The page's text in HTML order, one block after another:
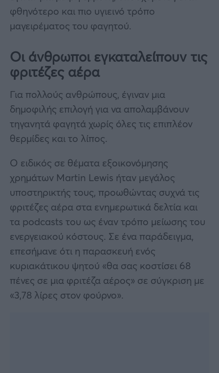
φθηνότερο και πιο υγιεινό τρόπο
μαγειρέματος του φαγητού.
Οι άνθρωποι εγκαταλείπουν τις
φριτέζες αέρα
Για πολλούς ανθρώπους, έγιναν μια
δημοφιλής επιλογή για να απολαμβάνουν
τηγανητά φαγητά χωρίς όλες τις επιπλέον
θερμίδες και το λίπος.
Ο ειδικός σε θέματα εξοικονόμησης
χρημάτων Martin Lewis ήταν μεγάλος
υποστηρικτής τους, προωθώντας συχνά τις
φριτέζες αέρα στα ενημερωτικά δελτία και
τα podcasts του ως έναν τρόπο μείωσης του
ενεργειακού κόστους. Σε ένα παράδειγμα,
επεσήμανε ότι η παρασκευή ενός
κυριακάτικου ψητού «θα σας κοστίσει 68
πένες σε μια φριτέζα αέρος» σε σύγκριση με
«3,78 λίρες στον φούρνο».